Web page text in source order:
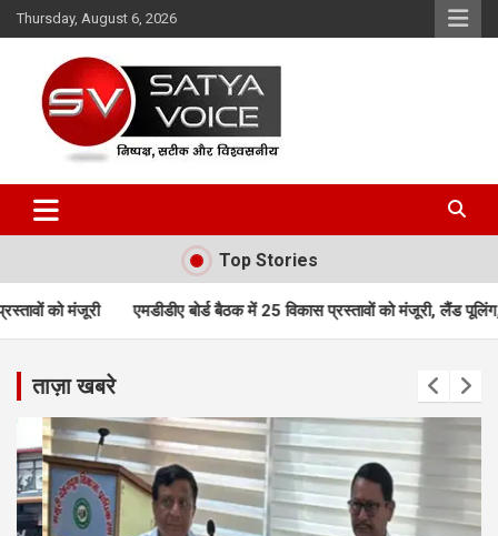
Skip
to
Thursday, August 6, 2026
Satya Voice
Top Stories
बोर्ड बैठक में 25 विकास प्रस्तावों को मंजूरी, लैंड पूलिंग, पर्यटन, होटल,
ताज़ा खबरे